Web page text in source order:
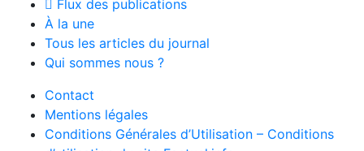
Flux des publications
À la une
Tous les articles du journal
Qui sommes nous ?
Contact
Mentions légales
Conditions Générales d’Utilisation – Conditions